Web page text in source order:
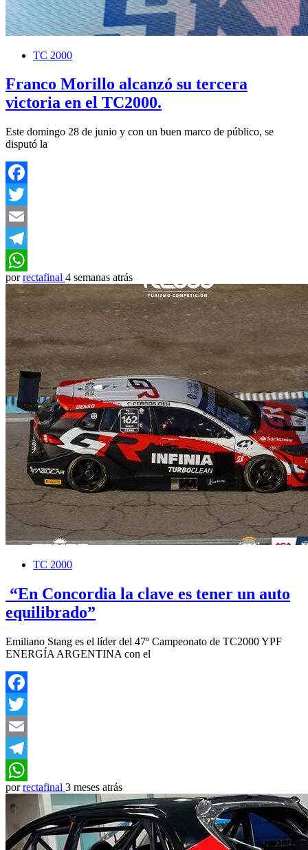
TC 2000
Franco Morillo alcanzó su tercera
victoria en el TC2000.
Este domingo 28 de junio y con un buen marco de público, se
disputó la
Facebook
Twitter
Email
Telegram
WhatsApp
por rectafinal 4 semanas atrás
TC 2000
“En Concordia la clave es tener un auto
equilibrado”
Emiliano Stang es el líder del 47º Campeonato de TC2000 YPF
ENERGÍA ARGENTINA con el
Facebook
Twitter
Email
Telegram
WhatsApp
por rectafinal 3 meses atrás